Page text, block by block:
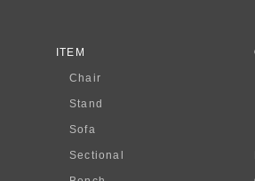
ITEM
Chair
Stand
Sofa
Sectional